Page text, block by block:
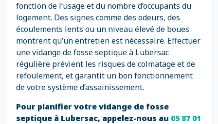
fonction de l’usage et du nombre d’occupants du
logement. Des signes comme des odeurs, des
écoulements lents ou un niveau élevé de boues
montrent qu’un entretien est nécessaire. Effectuer
une vidange de fosse septique à Lubersac
régulière prévient les risques de colmatage et de
refoulement, et garantit un bon fonctionnement
de votre système d’assainissement.
Pour planifier votre vidange de fosse
septique à Lubersac, appelez-nous au 05 87 01